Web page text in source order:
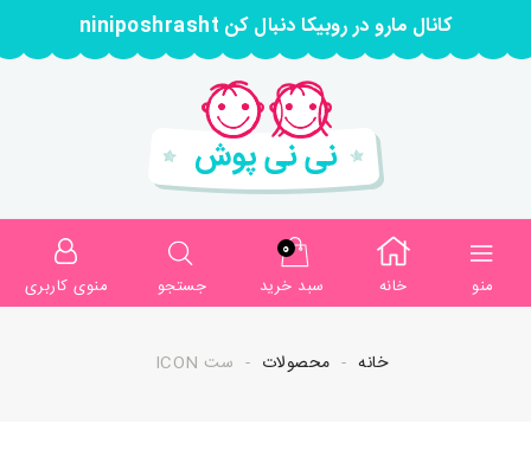
کانال مارو در روبیکا دنبال کن niniposhrasht
منو خانه
0
سبد خرید
جستجو منوی کاربری
خانه محصولات ست ICON